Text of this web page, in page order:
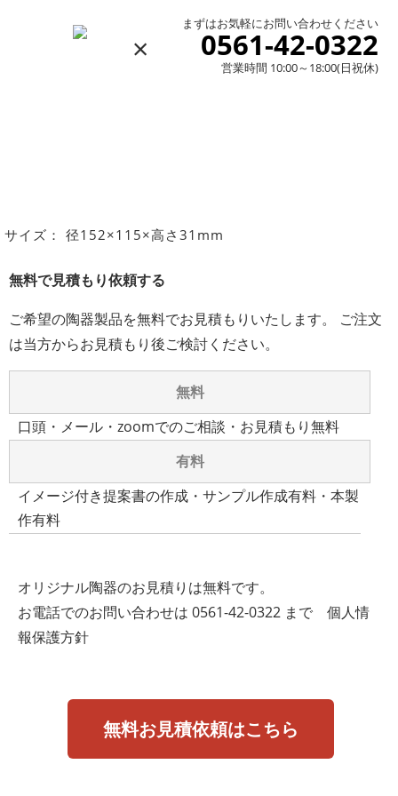
まずはお気軽にお問い合わせください
0561-42-0322
営業時間 10:00～18:00(日祝休)
×
サイズ： 径152×115×高さ31mm
無料で見積もり依頼する
ご希望の陶器製品を無料でお見積もりいたします。 ご注文
は当方からお見積もり後ご検討ください。
無料
口頭・メール・zoomでのご相談・お見積もり無料
有料
イメージ付き提案書の作成・サンプル作成有料・本製
作有料
オリジナル陶器のお見積りは無料です。
お電話でのお問い合わせは 0561-42-0322 まで 個人情
報保護方針
無料お見積依頼はこちら